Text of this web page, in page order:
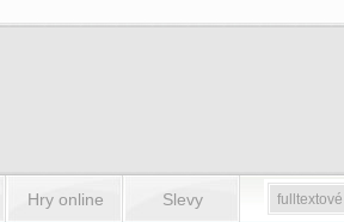
Hry online Slevy